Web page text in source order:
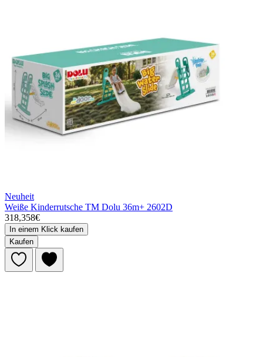
Neuheit
Weiße Kinderrutsche TM Dolu 36m+ 2602D
318,358€
In einem Klick kaufen
Kaufen